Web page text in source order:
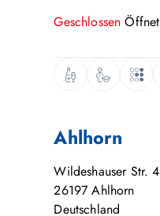
GeschlossenÖffnet
Ahlhorn
Wildeshauser Str. 4
26197 Ahlhorn
Deutschland